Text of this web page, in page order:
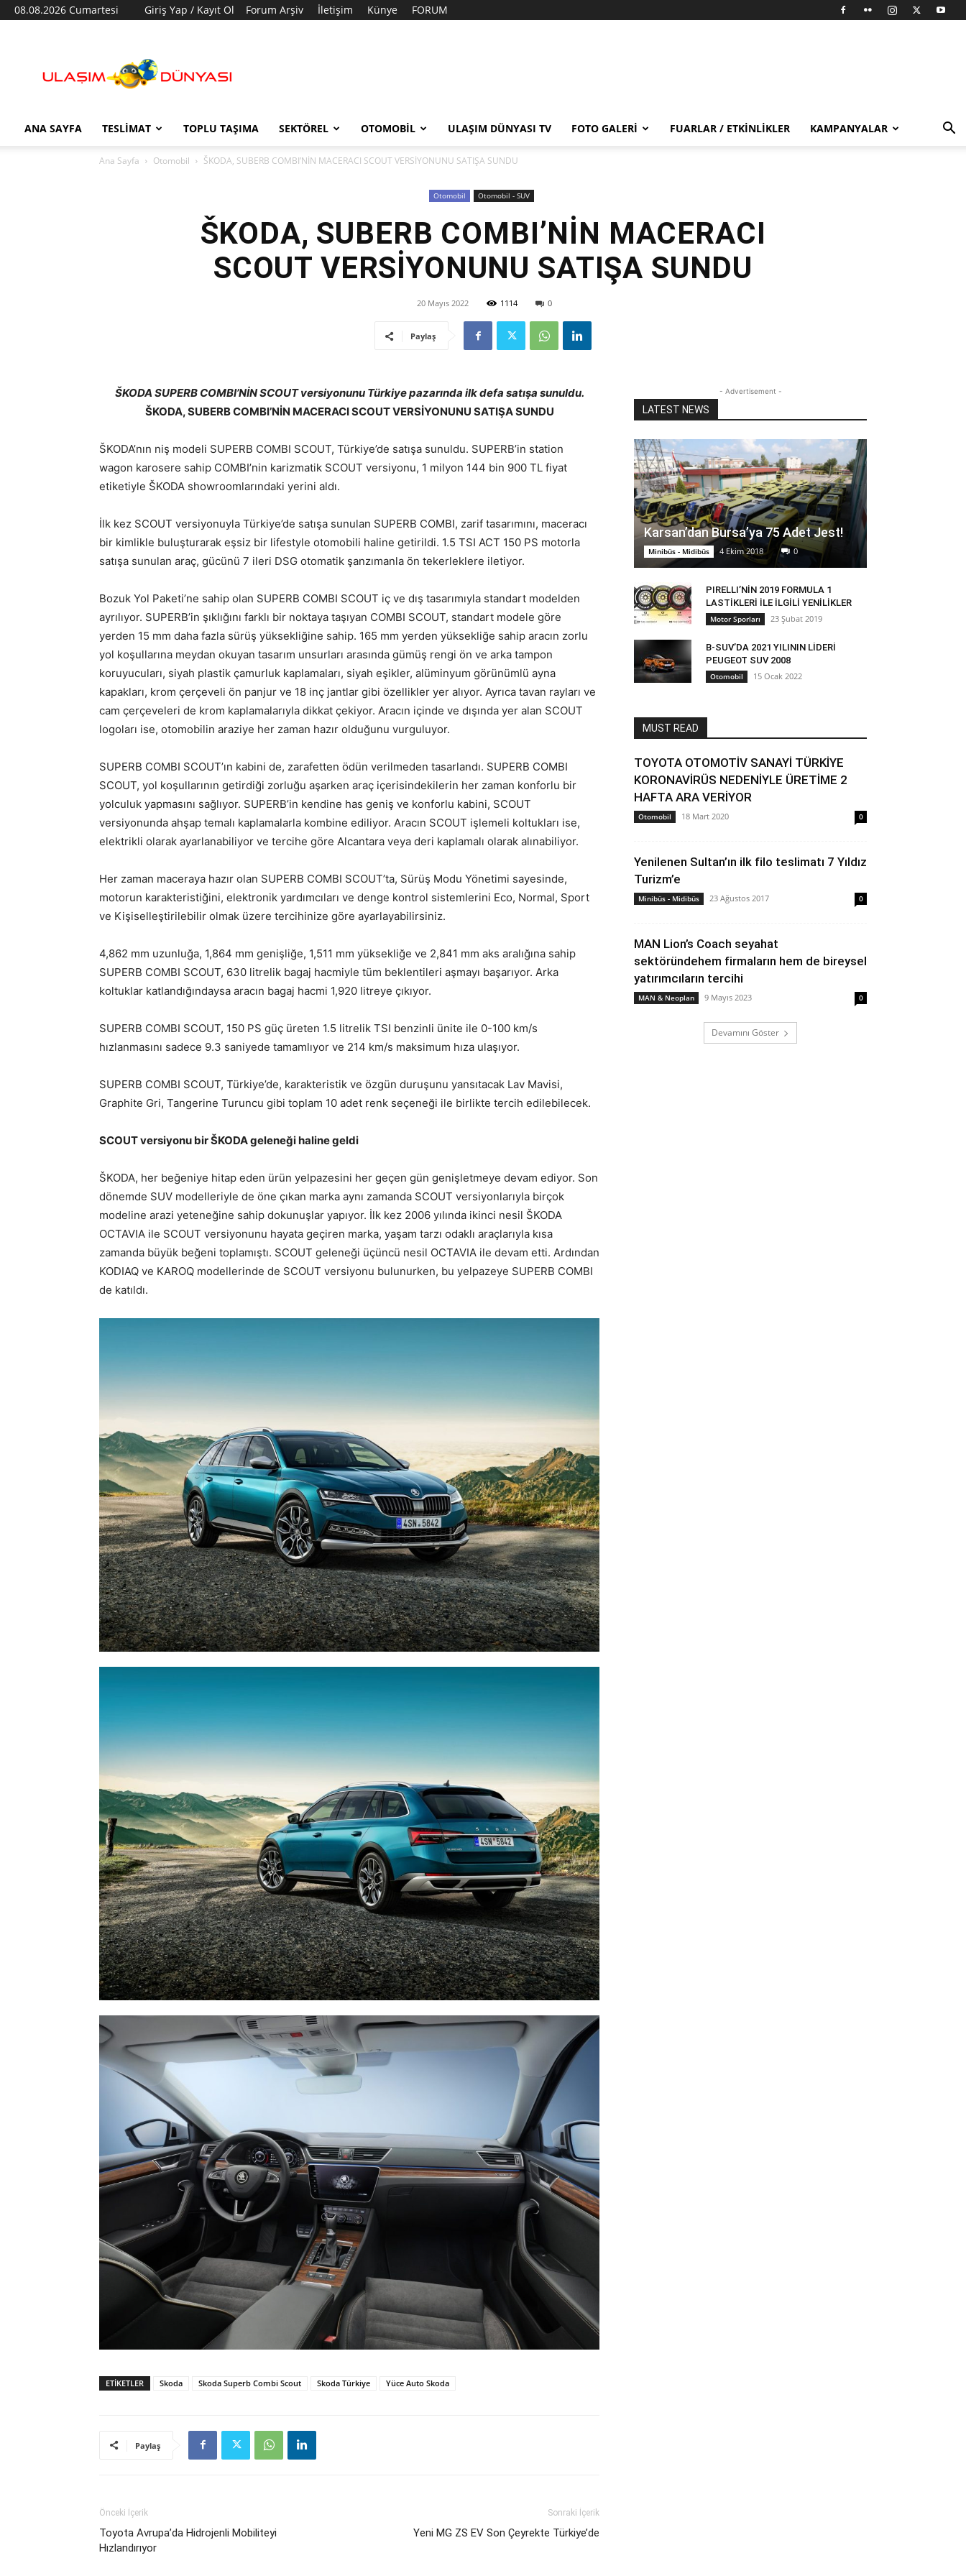
08.08.2026 Cumartesi Giriş Yap / Kayıt Ol Forum Arşiv İletişim Künye FORUM
Dünyası
ANA SAYFA TESLIMAT TOPLU TAŞIMA SEKTÖREL OTOMOBIL ULAŞIM DÜNYASI TV FOTO GALERI FUARLAR / ETKINLIKLER KAMPANYALAR
Ana Sayfa Otomobil ŠKODA, SUBERB COMBI’NİN MACERACI SCOUT VERSİYONUNU SATIŞA SUNDU
Otomobil Otomobil - SUV
ŠKODA, SUBERB COMBI’NİN MACERACI
SCOUT VERSİYONUNU SATIŞA SUNDU
20 Mayıs 2022 1114 0
Paylaş
ŠKODA SUPERB COMBI’NİN SCOUT versiyonunu Türkiye pazarında ilk defa satışa sunuldu.
ŠKODA, SUBERB COMBI’NİN MACERACI SCOUT VERSİYONUNU SATIŞA SUNDU
ŠKODA’nın niş modeli SUPERB COMBI SCOUT, Türkiye’de satışa sunuldu. SUPERB’in station
wagon karosere sahip COMBI’nin karizmatik SCOUT versiyonu, 1 milyon 144 bin 900 TL fiyat
etiketiyle ŠKODA showroomlarındaki yerini aldı.
İlk kez SCOUT versiyonuyla Türkiye’de satışa sunulan SUPERB COMBI, zarif tasarımını, maceracı
bir kimlikle buluşturarak eşsiz bir lifestyle otomobili haline getirildi. 1.5 TSI ACT 150 PS motorla
satışa sunulan araç, gücünü 7 ileri DSG otomatik şanzımanla ön tekerleklere iletiyor.
Bozuk Yol Paketi’ne sahip olan SUPERB COMBI SCOUT iç ve dış tasarımıyla standart modelden
ayrılıyor. SUPERB’in şıklığını farklı bir noktaya taşıyan COMBI SCOUT, standart modele göre
yerden 15 mm daha fazla sürüş yüksekliğine sahip. 165 mm yerden yüksekliğe sahip aracın zorlu
yol koşullarına meydan okuyan tasarım unsurları arasında gümüş rengi ön ve arka tampon
koruyucuları, siyah plastik çamurluk kaplamaları, siyah eşikler, alüminyum görünümlü ayna
kapakları, krom çerçeveli ön panjur ve 18 inç jantlar gibi özellikler yer alıyor. Ayrıca tavan rayları ve
cam çerçeveleri de krom kaplamalarıyla dikkat çekiyor. Aracın içinde ve dışında yer alan SCOUT
logoları ise, otomobilin araziye her zaman hazır olduğunu vurguluyor.
SUPERB COMBI SCOUT’ın kabini de, zarafetten ödün verilmeden tasarlandı. SUPERB COMBI
SCOUT, yol koşullarının getirdiği zorluğu aşarken araç içerisindekilerin her zaman konforlu bir
yolculuk yapmasını sağlıyor. SUPERB’in kendine has geniş ve konforlu kabini, SCOUT
versiyonunda ahşap temalı kaplamalarla kombine ediliyor. Aracın SCOUT işlemeli koltukları ise,
elektrikli olarak ayarlanabiliyor ve tercihe göre Alcantara veya deri kaplamalı olarak alınabiliyor.
Her zaman maceraya hazır olan SUPERB COMBI SCOUT’ta, Sürüş Modu Yönetimi sayesinde,
motorun karakteristiğini, elektronik yardımcıları ve denge kontrol sistemlerini Eco, Normal, Sport
ve Kişiselleştirilebilir olmak üzere tercihinize göre ayarlayabilirsiniz.
4,862 mm uzunluğa, 1,864 mm genişliğe, 1,511 mm yüksekliğe ve 2,841 mm aks aralığına sahip
SUPERB COMBI SCOUT, 630 litrelik bagaj hacmiyle tüm beklentileri aşmayı başarıyor. Arka
koltuklar katlandığındaysa aracın bagaj hacmi 1,920 litreye çıkıyor.
SUPERB COMBI SCOUT, 150 PS güç üreten 1.5 litrelik TSI benzinli ünite ile 0-100 km/s
hızlanmasını sadece 9.3 saniyede tamamlıyor ve 214 km/s maksimum hıza ulaşıyor.
SUPERB COMBI SCOUT, Türkiye’de, karakteristik ve özgün duruşunu yansıtacak Lav Mavisi,
Graphite Gri, Tangerine Turuncu gibi toplam 10 adet renk seçeneği ile birlikte tercih edilebilecek.
SCOUT versiyonu bir ŠKODA geleneği haline geldi
ŠKODA, her beğeniye hitap eden ürün yelpazesini her geçen gün genişletmeye devam ediyor. Son
dönemde SUV modelleriyle de öne çıkan marka aynı zamanda SCOUT versiyonlarıyla birçok
modeline arazi yeteneğine sahip dokunuşlar yapıyor. İlk kez 2006 yılında ikinci nesil ŠKODA
OCTAVIA ile SCOUT versiyonunu hayata geçiren marka, yaşam tarzı odaklı araçlarıyla kısa
zamanda büyük beğeni toplamıştı. SCOUT geleneği üçüncü nesil OCTAVIA ile devam etti. Ardından
KODIAQ ve KAROQ modellerinde de SCOUT versiyonu bulunurken, bu yelpazeye SUPERB COMBI
de katıldı.
ETIKETLER Skoda Skoda Superb Combi Scout Skoda Türkiye Yüce Auto Skoda
Paylaş
Önceki İçerik
Toyota Avrupa’da Hidrojenli Mobiliteyi
Hızlandırıyor
Sonraki İçerik
Yeni MG ZS EV Son Çeyrekte Türkiye’de
- Advertisement -
LATEST NEWS
Karsan’dan Bursa’ya 75 Adet Jest!
Minibüs - Midibüs 4 Ekim 2018 0
PIRELLI’NİN 2019 FORMULA 1
LASTİKLERİ İLE İLGİLİ YENİLİKLER
Motor Sporları 23 Şubat 2019
B-SUV’DA 2021 YILININ LİDERİ
PEUGEOT SUV 2008
Otomobil 15 Ocak 2022
MUST READ
TOYOTA OTOMOTİV SANAYİ TÜRKİYE
KORONAVİRÜS NEDENİYLE ÜRETİME 2
HAFTA ARA VERİYOR
Otomobil 18 Mart 2020 0
Yenilenen Sultan’ın ilk filo teslimatı 7 Yıldız
Turizm’e
Minibüs - Midibüs 23 Ağustos 2017 0
MAN Lion’s Coach seyahat
sektöründehem firmaların hem de bireysel
yatırımcıların tercihi
MAN & Neoplan 9 Mayıs 2023 0
Devamını Göster